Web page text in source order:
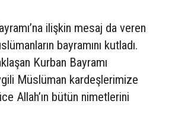
ilişkin mesaj da veren
bayramını kutladı.
Kurban Bayramı
Müslüman kardeşlerimize
Allah’ın bütün nimetlerini